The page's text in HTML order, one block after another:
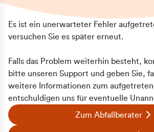
Es ist ein unerwarteter Fehler
versuchen Sie es später erneut.
Falls das Problem weiterhin besteht,
bitte unseren Support und geben Sie,
weitere Informationen zum
entschuldigen uns für eventuelle
Zum Abfallberater